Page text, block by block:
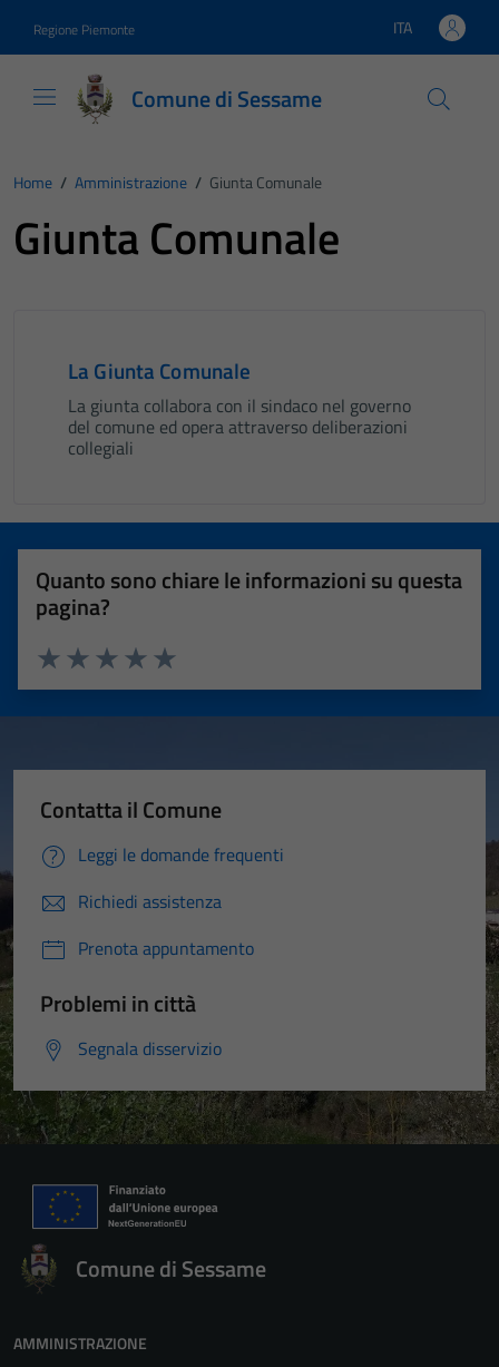
Regione Piemonte Lingua attiva:
ITA
Comune di Sessame
Home / Amministrazione / Giunta Comunale
Giunta Comunale
La Giunta Comunale
La giunta collabora con il sindaco nel governo
del comune ed opera attraverso deliberazioni
collegiali
Quanto sono chiare le informazioni su questa
pagina?
Valuta 5 stelle su 5
Valuta 4 stelle su 5
Valuta 3 stelle su 5
Valuta 2 stelle su 5
Valuta 1 stelle su 5
Contatta il Comune
Leggi le domande frequenti
Richiedi assistenza
Prenota appuntamento
Problemi in città
Segnala disservizio
Comune di Sessame
AMMINISTRAZIONE